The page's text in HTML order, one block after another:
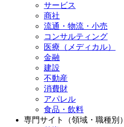
サービス
商社
流通・物流・小売
コンサルティング
医療（メディカル）
金融
建設
不動産
消費財
アパレル
食品・飲料
専門サイト（領域・職種別）